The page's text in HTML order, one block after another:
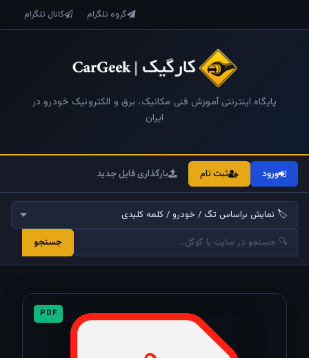
گروه تلگرام کانال تلگرام
پایگاه اینترنتی آموزش فنی مکانیک، برق و الکترونیک خودرو در
ایران
ورود ثبت نام بارگذاری فایل جدید
جستجو
PDF